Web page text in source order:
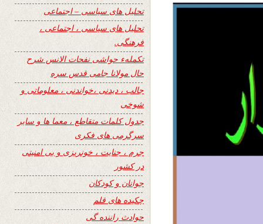
تحلیل های سیاسی – اجتماعی
تحلیل های سیاسی ، اجتماعی ،
فرهنگی.
تکملهء حواشی نفحات الانس شرح
حال مولانا جامی قدس سره
جالب ، دیدنی ،خواندنی ، معلوماتی و
شوخی
جدول کلمات متقاطع ، معما ها و سایر
سرگرمی های فکری
جرم ، جنایت ، خونریزی و بی امنیتی
در کشور
جوانان و کودکان
چکیده های قلم
حوادث راننده گی